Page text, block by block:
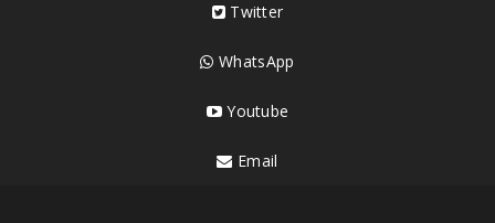
Twitter
WhatsApp
Youtube
Email